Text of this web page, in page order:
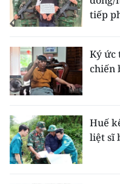
tiếp
Ký ức
chiến
Huế
liệt sĩ